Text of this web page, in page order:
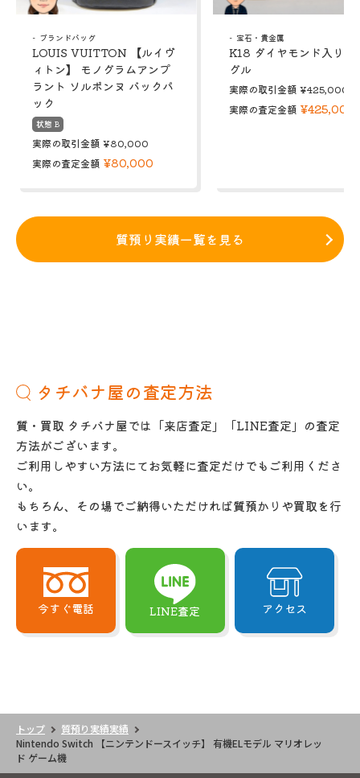
ブランドバッグ
LOUIS VUITTON 【ルイヴ
ィトン】 モノグラムアンプ
ラント ソルボンヌ バックパ
ック
状態 B
実際の取引金額 ¥80,000
実際の査定金額 ¥80,000
宝石・貴金属
K18 ダイヤモンド入り
グル
実際の取引金額 ¥425,000
実際の査定金額 ¥425,000
質預り実績一覧を見る
タチバナ屋の査定方法
質・買取 タチバナ屋では「来店査定」「LINE査定」の査定
方法がございます。
ご利用しやすい方法にてお気軽に査定だけでもご利用くださ
い。
もちろん、その場でご納得いただければ質預かりや買取を行
います。
今すぐ電話 LINE査定 アクセス
トップ
質預り実績実績
Nintendo Switch 【ニンテンドースイッチ】 有機ELモデル マリオレッ
ド ゲーム機